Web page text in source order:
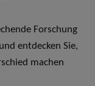
Forschung
und entdecken Sie,
machen